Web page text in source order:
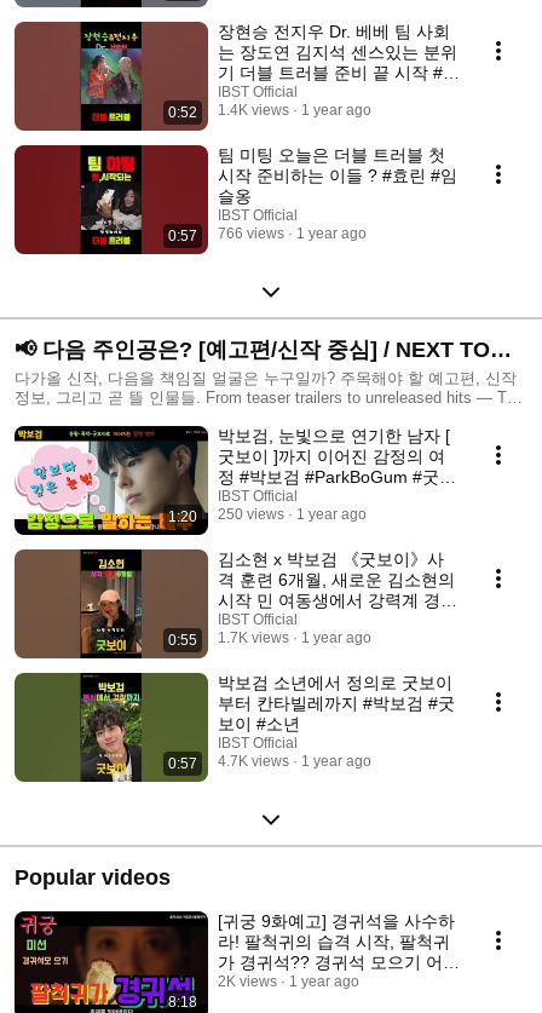
0:52
장현승 전지우 Dr. 베베 팀 사회
는 장도연 김지석 센스있는 분위
기 더블 트러블 준비 끝 시작 #장
현승 #전지우 #장도연 #김지석
IBST Official
1.4K views
1 year ago
0:57
팀 미팅 오늘은 더블 트러블 첫
시작 준비하는 이들 ? #효린 #임
슬옹
IBST Official
766 views
1 year ago
📢 다음 주인공은? [예고편/신작 중심] / NEXT TO
WATCH /teaser trailer, new release, next big hit
다가올 신작, 다음을 책임질 얼굴은 누구일까? 주목해야 할 예고편, 신작
정보, 그리고 곧 뜰 인물들. From teaser trailers to unreleased hits — This
#NextToWatch #TeaserTrailer #UpcomingDrama #NewRelease #다음주인
공 #신작예고편 #프리뷰 📢 teaser trailer, new release, next big hit EN:
New teasers, trailers, and music drops. Be the first. ZH: 最新预告、预览
与新歌上线，抢先看！ HI: नए टीज़र, ट्रेलर और म्यूज़िक रिलीज – सबसे पहले। ID:
Teaser terbaru, trailer, dan rilisan lagu baru – jadilah yang pertama. VI:
Teaser mới nhất, trailer và nhạc phát hành – đừng bỏ lỡ. TH: ทีเซอร์ใหม่
เพลงใหม่ อัปเดตก่อนใคร #NextDrop #ComingSoon #新歌发布 #नईरिलीज
#TeaserBaru #phátHànhMới #ทีเซอร์ใหม่ #예고편 #trendingsoon
1:20
박보검, 눈빛으로 연기한 남자 [
굿보이 ]까지 이어진 감정의 여
정 #박보검 #ParkBoGum #굿보
이
IBST Official
250 views
1 year ago
0:55
김소현 x 박보검 《굿보이》사
격 훈련 6개월, 새로운 김소현의
시작 민 여동생에서 강력계 경장
까지 JTBC ‘굿보이’ 컴백 #김소
현 #굿보이 #사격
IBST Official
1.7K views
1 year ago
0:57
박보검 소년에서 정의로 굿보이
부터 칸타빌레까지 #박보검 #굿
보이 #소년
IBST Official
4.7K views
1 year ago
Popular videos
8:18
[귀궁 9화예고] 경귀석을 사수하
라! 팔척귀의 습격 시작, 팔척귀
가 경귀석?? 경귀석 모으기 어떻
게?? #귀궁 #귀궁미리보기 #귀
2K views 1 year ago